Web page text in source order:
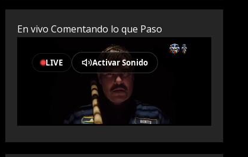
En vivo Comentando lo que Paso